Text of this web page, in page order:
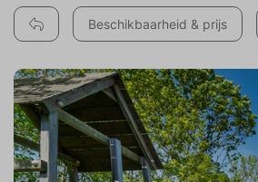
Beschikbaarheid & prijs